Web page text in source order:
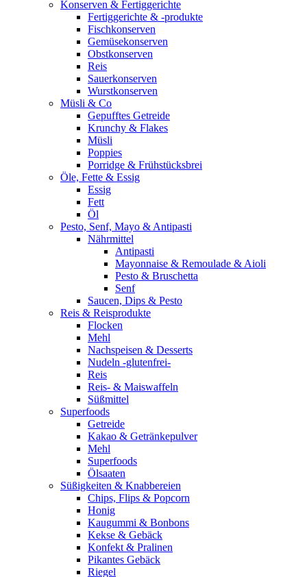
Konserven & Fertiggerichte
Fertiggerichte & -produkte
Fischkonserven
Gemüsekonserven
Obstkonserven
Reis
Sauerkonserven
Wurstkonserven
Müsli & Co
Gepufftes Getreide
Krunchy & Flakes
Müsli
Poppies
Porridge & Frühstücksbrei
Öle, Fette & Essig
Essig
Fett
Öl
Pesto, Senf, Mayo & Antipasti
Nährmittel
Antipasti
Mayonnaise & Remoulade & Aioli
Pesto & Bruschetta
Senf
Saucen, Dips & Pesto
Reis & Reisprodukte
Flocken
Mehl
Nachspeisen & Desserts
Nudeln -glutenfrei-
Reis
Reis- & Maiswaffeln
Süßmittel
Superfoods
Getreide
Kakao & Getränkepulver
Mehl
Superfoods
Ölsaaten
Süßigkeiten & Knabbereien
Chips, Flips & Popcorn
Honig
Kaugummi & Bonbons
Kekse & Gebäck
Konfekt & Pralinen
Pikantes Gebäck
Riegel